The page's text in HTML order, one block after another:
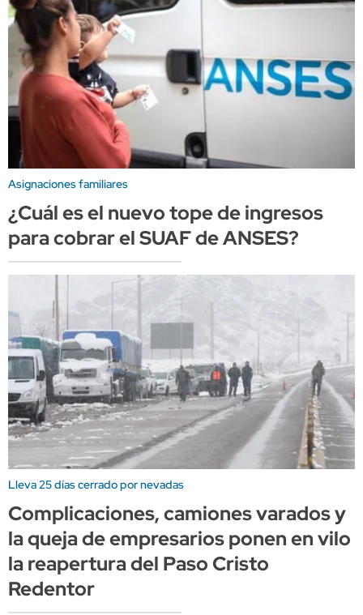
Asignaciones familiares
¿Cuál es el nuevo tope de ingresos
para cobrar el SUAF de ANSES?
Lleva 25 días cerrado por nevadas
Complicaciones, camiones varados y
la queja de empresarios ponen en vilo
la reapertura del Paso Cristo
Redentor